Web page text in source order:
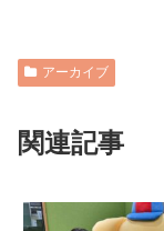
アーカイブ
関連記事